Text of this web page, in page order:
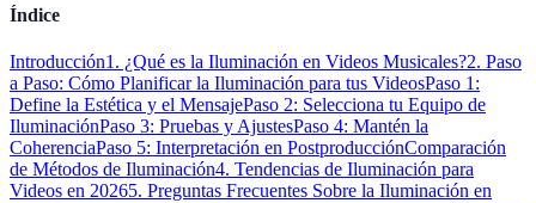
Índice
Introducción1. ¿Qué es la Iluminación en Videos Musicales?2. Paso
a Paso: Cómo Planificar la Iluminación para tus VideosPaso 1:
Define la Estética y el MensajePaso 2: Selecciona tu Equipo de
IluminaciónPaso 3: Pruebas y AjustesPaso 4: Mantén la
CoherenciaPaso 5: Interpretación en PostproducciónComparación
de Métodos de Iluminación4. Tendencias de Iluminación para
Videos en 20265. Preguntas Frecuentes Sobre la Iluminación en